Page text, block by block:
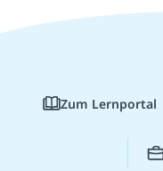
Zum Lernportal